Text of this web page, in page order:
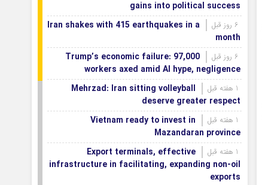
gains into political success
Iran shakes with 415 earthquakes in a
month
Trump’s economic failure: 97,000
workers axed amid AI hype, negligence
Mehrzad: Iran sitting volleyball
deserve greater respect
Vietnam ready to invest in
Mazandaran province
Export terminals, effective
infrastructure in facilitating, expanding non-oil
exports